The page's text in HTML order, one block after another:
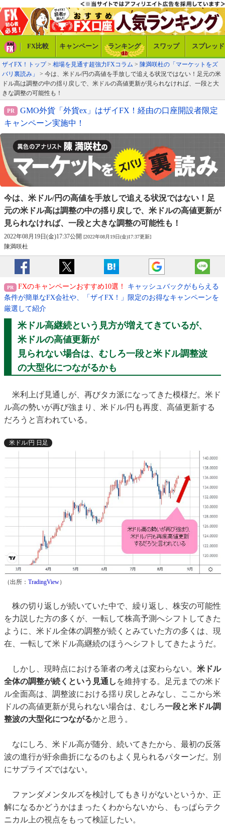
FX比較 キャンペーン ランキング スワップ スプレッド
ザイFX！トップ> 相場を見通す超強力FXコラム > 陳満咲杜の「マーケットをズ
バリ裏読み」
> 今は、米ドル/円の高値を手放しで追える状況ではない！足元の米
ドル高は調整の中の揺り戻しで、米ドルの高値更新が見られなければ、一段と大
きな調整の可能性も！
GMO外貨「外貨ex」はザイFX！経由の口座開設者限定
キャンペーン実施中！
今は、米ドル/円の高値を手放しで追える状況ではない！ 足
元の米ドル高は調整の中の揺り戻しで、米ドルの高値更新が
見られなければ、一段と大きな調整の可能性も！
2022年08月19日(金)17:37公開 [2022年08月19日(金)17:37更新]
陳満咲杜
FXのキャンペーンおすすめ10選！
キャッシュバックがもらえる
条件が簡単なFX会社や、「ザイFX！」限定のお得なキャンペーンを
厳選して紹介
米ドル高継続という見方が増えてきているが、
米ドルの高値更新が
見られない場合は、むしろ一段と米ドル調整波
の大型化につながるかも
米利上げ見通しが、再びタカ派になってきた模様だ。米ド
ル高の勢いが再び強まり、米ドル/円も再度、高値更新する
だろうと言われている。
米ドル/円 日足
（出所： TradingView）
株の切り返しが続いていた中で、繰り返し、株安の可能性
を力説した方の多くが、一転して株高予測へシフトしてきた
ように、米ドル全体の調整が続くとみていた方の多くは、現
在、一転して米ドル高継続のほうへシフトしてきたようだ。
しかし、現時点における筆者の考えは変わらない。 米ドル
全体の調整が続くという見通し を維持する。足元までの米ド
ル全面高は、調整波における揺り戻しとみなし、ここから米
ドルの高値更新が見られない場合は、むしろ一段と米ドル調
整波の大型化につながるかと思う。
なにしろ、米ドル高が随分、続いてきたから、最初の反落
波の進行が紆余曲折になるのもよく見られるパターンだ。別
にサプライズではない。
ファンダメンタルズを検討してもきりがないというか、正
解になるかどうかはまったくわからないから、もっぱらテク
ニカル上の視点をもって検証したい。